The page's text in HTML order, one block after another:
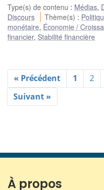
Type(s) de contenu : Médias,
Discours
Thème(s) :
monétaire, Économie /
financier, Stabilité financière
« Précédent 1 2
Suivant »
À propos